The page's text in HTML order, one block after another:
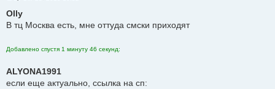
о
о
б
н
Olly
В тц Москва есть, мне оттуда смски приходят
Добавлено спустя 1 минуту 46 секунд:
ALYONA1991
если еще актуально, ссылка на сп: